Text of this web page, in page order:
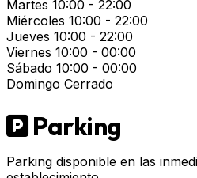
Martes 10:00 - 22:00
Miércoles 10:00 - 22:00
Jueves 10:00 - 22:00
Viernes 10:00 - 00:00
Sábado 10:00 - 00:00
Domingo Cerrado
Parking
Parking disponible en las